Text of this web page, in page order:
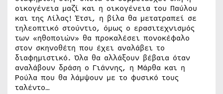
οικογένεια μαζί και η οικογένεια του Παύλου
και της Λίλας! Έτσι, η βίλα θα μετατραπεί σε
τηλεοπτικό στούντιο, όμως ο ερασιτεχνισμός
των «ηθοποιών» θα προκαλέσει πονοκέφαλο
στον σκηνοθέτη που έχει αναλάβει το
διαφημιστικό. Όλα θα αλλάξουν βέβαια όταν
αναλάβουν δράση ο Γιάννης, η Μάρθα και η
Ρούλα που θα λάμψουν με το φυσικό τους
ταλέντο…